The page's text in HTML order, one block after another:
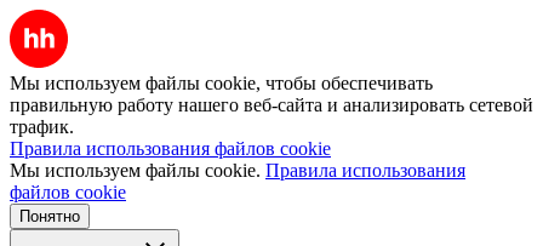
Мы используем файлы cookie, чтобы обеспечивать
правильную работу нашего веб-сайта и анализировать сетевой
трафик.
Правила использования файлов cookie
Мы используем файлы cookie. Правила использования
файлов cookie
Понятно